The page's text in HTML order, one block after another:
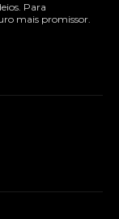
Para
mais promissor.